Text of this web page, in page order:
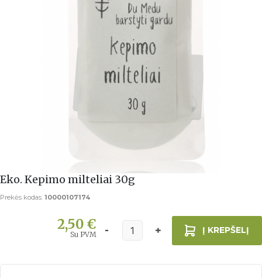
Eko. Kepimo milteliai 30g
Prekės kodas: 10000107174
2,50 €
Su PVM Į KREPŠELĮ